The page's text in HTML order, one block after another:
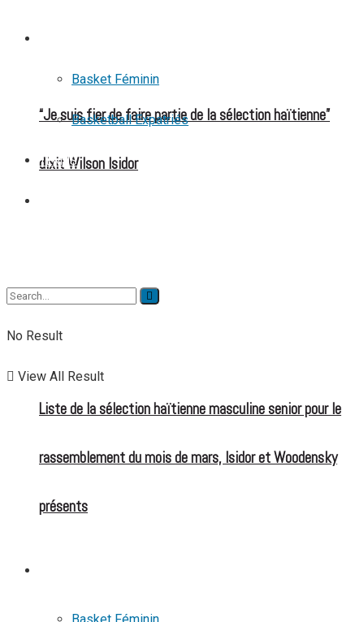
“Je suis fier de faire partie de la sélection haïtienne”
dixit Wilson Isidor
Liste de la sélection haïtienne masculine senior pour le
rassemblement du mois de mars, Isidor et Woodensky
présents
Basket Féminin
Basketball Expatriés
TENNIS
No Result
View All Result